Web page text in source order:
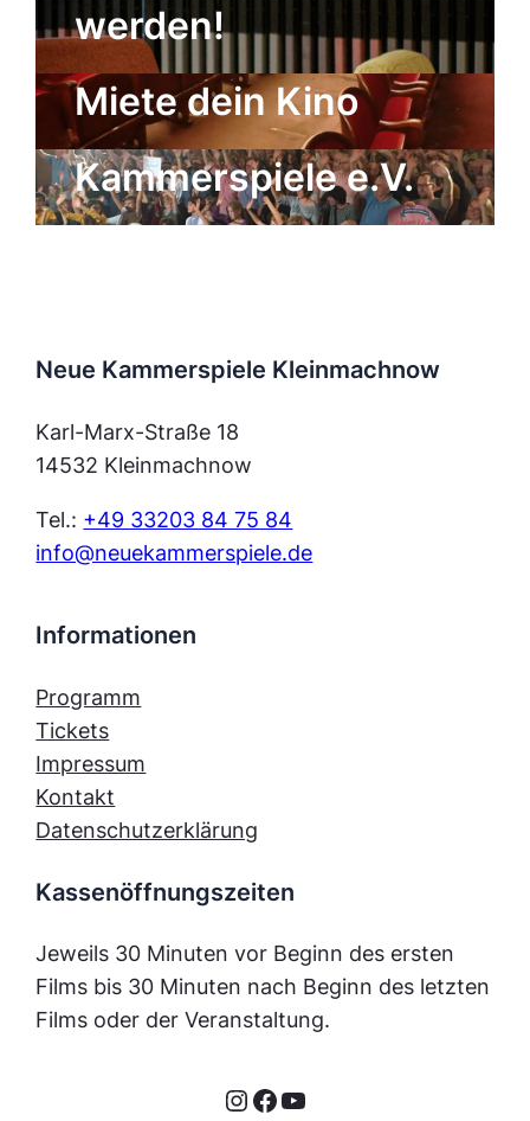
werden!
Miete dein Kino
Der Freundeskreis
der Neuen
Kammerspiele e.V.
Neue Kammerspiele Kleinmachnow
Karl-Marx-Straße 18
14532 Kleinmachnow
Tel.: +49 33203 84 75 84
info@neuekammerspiele.de
Informationen
Programm
Tickets
Impressum
Kontakt
Datenschutzerklärung
Kassenöffnungszeiten
Jeweils 30 Minuten vor Beginn des ersten
Films bis 30 Minuten nach Beginn des letzten
Films oder der Veranstaltung.
Instagram Facebook YouTube